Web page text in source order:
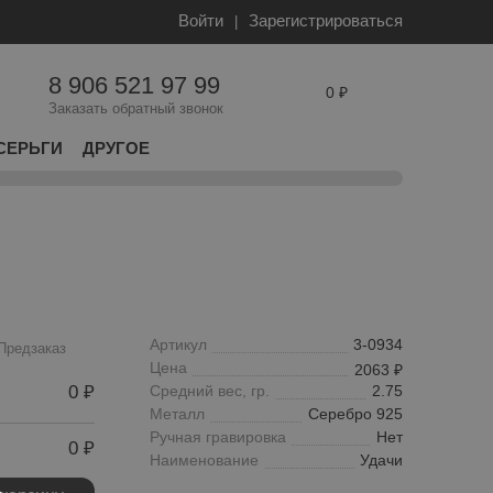
Войти Зарегистрироваться
0
8 906 521 97 99
Заказать обратный звонок
ДРУГОЕ
Предзаказ
0
0
Артикул
3-0934
Цена
2063
Средний вес, гр.
2.75
Металл
Серебро 925
Ручная гравировка
Нет
Наименование
Удачи